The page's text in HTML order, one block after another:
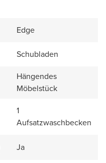
Edge
Schubladen
Hängendes
Möbelstück
1
Aufsatzwaschbecken
Ja